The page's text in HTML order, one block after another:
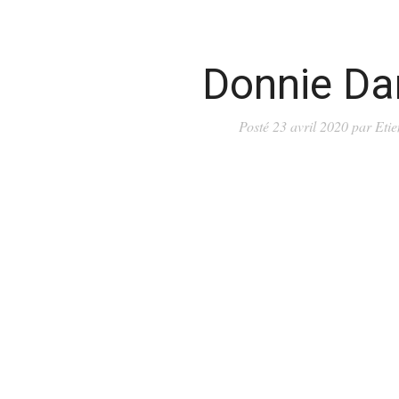
Donnie
Posté 23 avril 2020 par